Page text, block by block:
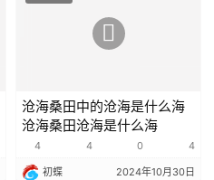
沧海桑田中的沧海是什么海
沧海桑田沧海是什么海
4 4 0 4
初蝶 2024年10月30日